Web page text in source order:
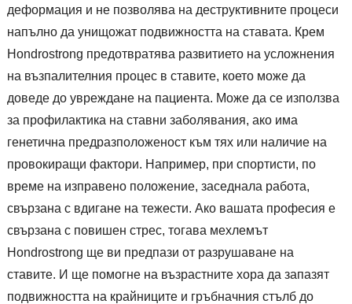
деформация и не позволява на деструктивните процеси
напълно да унищожат подвижността на ставата. Крем
Hondrostrong предотвратява развитието на усложнения
на възпалителния процес в ставите, което може да
доведе до увреждане на пациента. Може да се използва
за профилактика на ставни заболявания, ако има
генетична предразположеност към тях или наличие на
провокиращи фактори. Например, при спортисти, по
време на изправено положение, заседнала работа,
свързана с вдигане на тежести. Ако вашата професия е
свързана с повишен стрес, тогава мехлемът
Hondrostrong ще ви предпази от разрушаване на
ставите. И ще помогне на възрастните хора да запазят
подвижността на крайниците и гръбначния стълб до